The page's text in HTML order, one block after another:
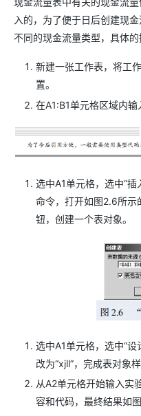
入的，为了便于日后创建现
不同的现金流量类型，具体的
新建一张工作表，将工
置。
在A1:B1单元格区域内输
选中A1单元格，选中“插
命令，打开如图2.6所示
钮，创建一个表对象。
选中A1单元格，选中“设
改为“xjll”，完成表对象
从A2单元格开始输入实
容和代码，最终结果如图